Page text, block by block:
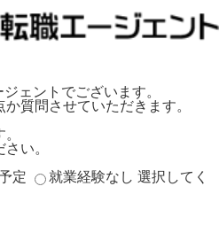
ェントでございます。
質問させていただきます。
い。
定 就業経験なし 選択してく